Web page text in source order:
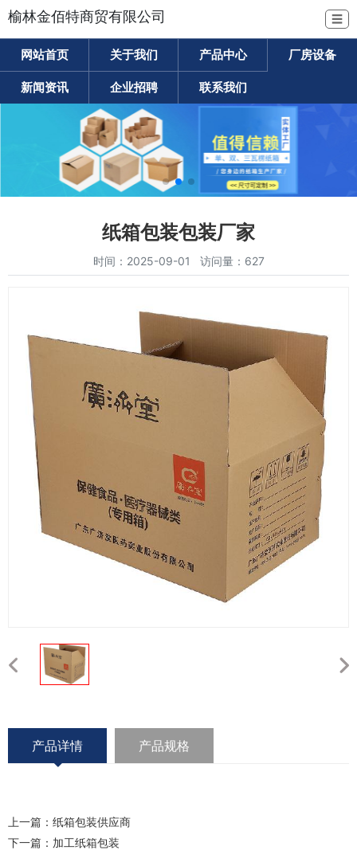
榆林金佰特商贸有限公司 ☰
网站首页 关于我们 产品中心 厂房设备
新闻资讯 企业招聘 联系我们
纸箱包装包装厂家
时间：2025-09-01 访问量：627
产品详情 产品规格
上一篇： 纸箱包装供应商
下一篇： 加工纸箱包装